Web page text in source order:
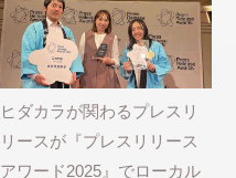
ヒダカラが関わるプレスリ
リースが『プレスリリース
アワード2025』でローカル